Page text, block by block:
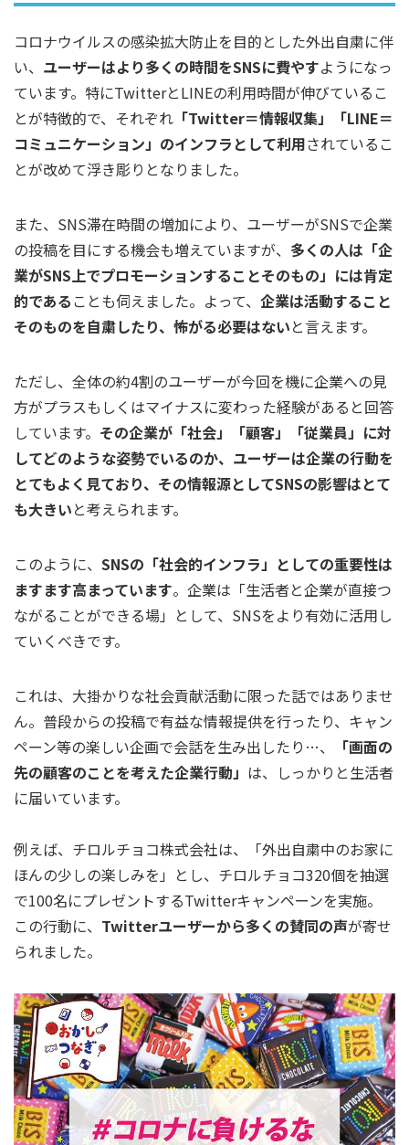
コロナウイルスの感染拡大防止を目的とした外出自粛に伴
い、 ユーザーはより多くの時間をSNSに費やすようになっ
ています。特にTwitterとLINEの利用時間が伸びているこ
とが特徴的で、それぞれ 「Twitter＝情報収集」「LINE＝
コミュニケーション」のインフラとして利用されているこ
とが改めて浮き彫りとなりました。
また、SNS滞在時間の増加により、ユーザーがSNSで企業
の投稿を目にする機会も増えていますが、 多くの人は「企
業がSNS上でプロモーションすることそのもの」には肯定
的である ことも伺えました。よって、 企業は活動すること
そのものを自粛したり、怖がる必要はないと言えます。
ただし、全体の約4割のユーザーが今回を機に企業への見
方がプラスもしくはマイナスに変わった経験があると回答
しています。 その企業が「社会」「顧客」「従業員」に対
してどのような姿勢でいるのか、ユーザーは企業の行動を
とてもよく見ており、その情報源としてSNSの影響はとて
も大きいと考えられます。
このように、 SNSの「社会的インフラ」としての重要性は
ますます高まっています。企業は「生活者と企業が直接つ
ながることができる場」として、SNSをより有効に活用し
ていくべきです。
これは、大掛かりな社会貢献活動に限った話ではありませ
ん。普段からの投稿で有益な情報提供を行ったり、キャン
ペーン等の楽しい企画で会話を生み出したり…、
「画面の
先の顧客のことを考えた企業行動」 は、しっかりと生活者
に届いています。
例えば、チロルチョコ株式会社は、「外出自粛中のお家に
ほんの少しの楽しみを」とし、チロルチョコ320個を抽選
で100名にプレゼントするTwitterキャンペーンを実施。
この行動に、 Twitterユーザーから多くの賛同の声が寄せ
られました。